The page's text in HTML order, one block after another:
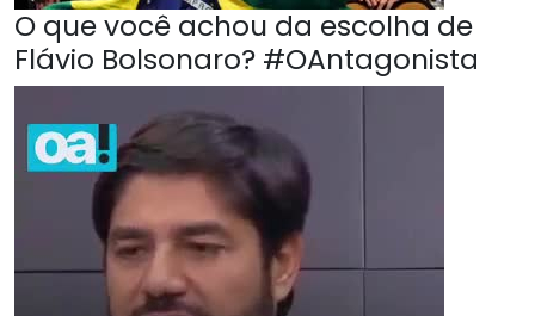
O que você achou da escolha de
Flávio Bolsonaro? #OAntagonista